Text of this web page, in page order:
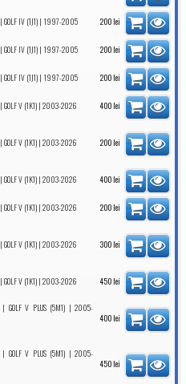
|GOLF IV (1J1) | 1997-2005 200 lei
|GOLF IV (1J1) | 1997-2005 200 lei
|GOLF IV (1J1) | 1997-2005 200 lei
|GOLF V (1K1) | 2003-2026 400 lei
|GOLF V (1K1) | 2003-2026 200 lei
|GOLF V (1K1) | 2003-2026 400 lei
|GOLF V (1K1) | 2003-2026 200 lei
|GOLF V (1K1) | 2003-2026 300 lei
|GOLF V (1K1) | 2003-2026 450 lei
| GOLF V PLUS (5M1) | 2005-
400 lei
| GOLF V PLUS (5M1) | 2005-
450 lei